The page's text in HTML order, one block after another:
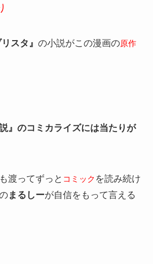
リスタ』 の小説がこの漫画の原作
』のコミカライズには当たりが
渡ってずっと コミック を読み続け
まるしーが自信をもって言える